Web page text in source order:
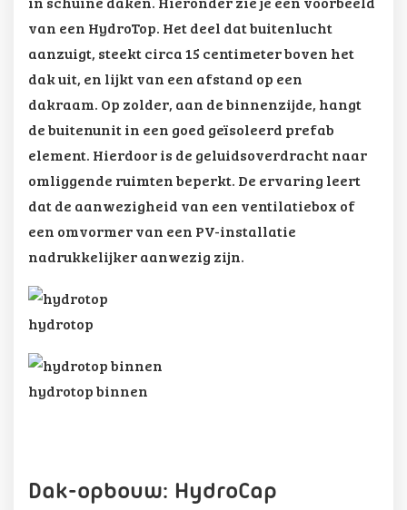
van een HydroTop. Het deel dat buitenlucht
aanzuigt, steekt circa 15 centimeter boven het
dak uit, en lijkt van een afstand op een
dakraam. Op zolder, aan de binnenzijde, hangt
de buitenunit in een goed geïsoleerd prefab
element. Hierdoor is de geluidsoverdracht naar
omliggende ruimten beperkt. De ervaring leert
dat de aanwezigheid van een ventilatiebox of
een omvormer van een PV-installatie
nadrukkelijker aanwezig zijn.
hydrotop
hydrotop binnen
Dak-opbouw: HydroCap